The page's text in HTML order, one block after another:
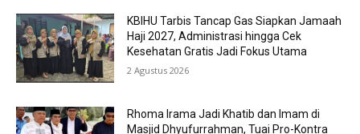
KBIHU Tarbis Tancap Gas Siapkan Jamaah
Haji 2027, Administrasi hingga Cek
Kesehatan Gratis Jadi Fokus Utama
2 Agustus 2026
Rhoma Irama Jadi Khatib dan Imam di
Masjid Dhyufurrahman, Tuai Pro-Kontra